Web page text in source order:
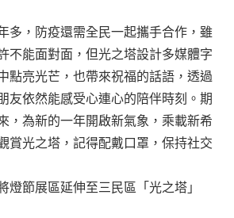
多，防疫還需全民一起攜手合作，雖
不能面對面，但光之塔設計多媒體字
點亮光芒，也帶來祝福的話語，透過
友依然能感受心連心的陪伴時刻。期
，為新的一年開啟新氣象，乘載新希
賞光之塔，記得配戴口罩，保持社交
燈節展區延伸至三民區「光之塔」